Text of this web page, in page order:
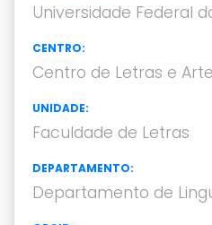
Universidade Federal
CENTRO:
Centro de Letras e
UNIDADE:
Faculdade de Letras
DEPARTAMENTO:
Departamento de